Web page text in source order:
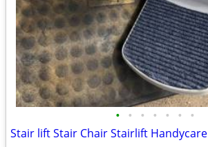
• • • • • • •
Stair lift Stair Chair Stairlift Handycare